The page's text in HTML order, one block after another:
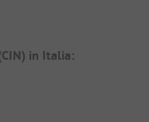
in Italia: